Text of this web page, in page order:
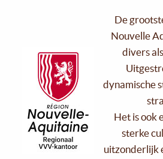
De
Nouvelle
divers
dynamische
Het is ook
sterke
uitzonderlijk